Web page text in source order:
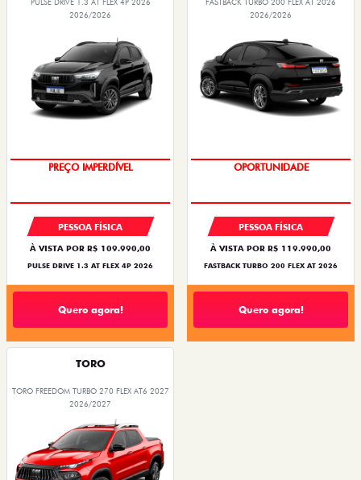
PULSE DRIVE 1.3 AT FLEX 4P 2026
2026/2026
PREÇO IMPERDÍVEL
PESSOA FÍSICA
À VISTA POR R$ 109.990,00
PULSE DRIVE 1.3 AT FLEX 4P 2026
Quero agora!
FASTBACK TURBO 200 FLEX AT 2026
2026/2026
OPORTUNIDADE
PESSOA FÍSICA
À VISTA POR R$ 119.990,00
FASTBACK TURBO 200 FLEX AT 2026
Quero agora!
TORO
TORO FREEDOM TURBO 270 FLEX AT6 2027
2026/2027